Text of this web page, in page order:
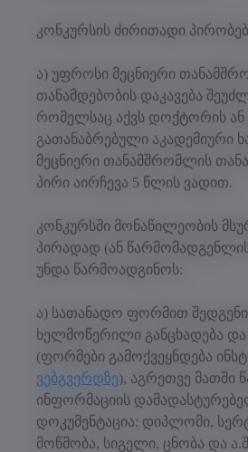
კონკურსის ძირითადი
ა) უფროსი მეცნიერი
თანამდებობის დაკავება
რომელსაც აქვს დოქტორის ან
გათანაბრებული აკადემიური
მეცნიერი თანამშრომლის
პირი აირჩევა 5 წლის ვადით.
კონკურსში მონაწილეობის
პირადად (ან
უნდა წარმოადგინოს:
ა) სათანადო ფორმით
ხელმოწერილი განცხადება და
(ფორმები გამოქვეყნდება
ვებგვერდზე), აგრეთვე მათში
ინფორმაციის
დოკუმენტაცია: დიპლომი,
მოწმობა, სიგელი, ცნობა და